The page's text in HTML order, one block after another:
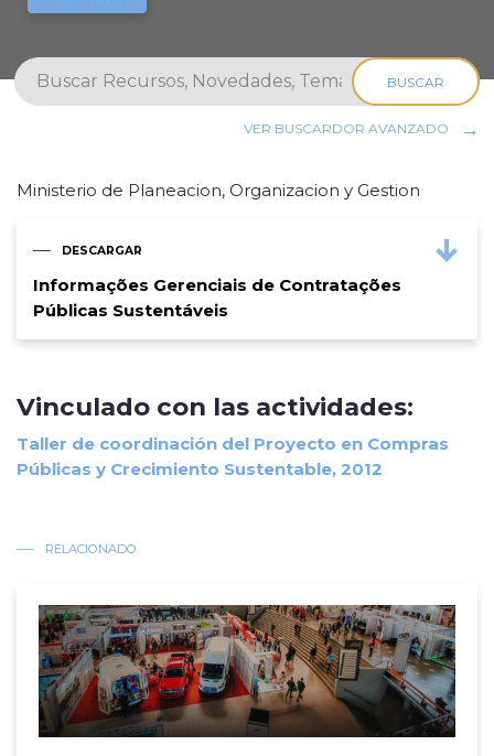
BUSCAR
VER BUSCARDOR AVANZADO
Ministerio de Planeacion, Organizacion y Gestion
DESCARGAR
Informações Gerenciais de Contratações
Públicas Sustentáveis
Vinculado con las actividades:
Taller de coordinación del Proyecto en Compras
Públicas y Crecimiento Sustentable, 2012
RELACIONADO